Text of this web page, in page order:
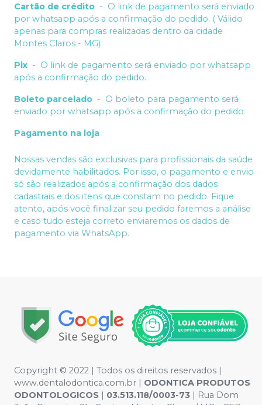
Cartão de crédito - O link de pagamento será enviado
por whatsapp após a confirmação do pedido. ( Válido
apenas para compras realizadas dentro da cidade
Montes Claros - MG)
Pix - O link de pagamento será enviado por whatsapp
após a confirmação do pedido.
Boleto parcelado - O boleto para pagamento será
enviado por whatsapp após a confirmação do pedido.
Pagamento na loja
Nossas vendas são exclusivas para profissionais da saúde
devidamente habilitados. Por isso, o pagamento e envio
só são realizados após a confirmação dos dados
cadastrais e dos itens que constam no pedido. Fique
atento, após você finalizar seu pedido faremos a análise
e caso tudo esteja correto enviaremos os dados de
pagamento via WhatsApp.
Copyright © 2022 | Todos os direitos reservados |
www.dentalodontica.com.br | ODONTICA PRODUTOS
ODONTOLOGICOS | 03.513.118/0003-73 | Rua Dom